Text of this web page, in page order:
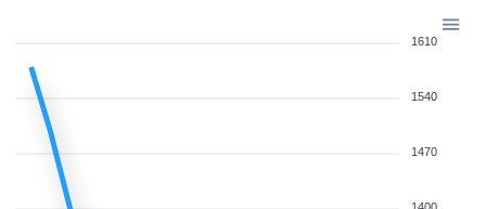
1610
1540
1470
1400